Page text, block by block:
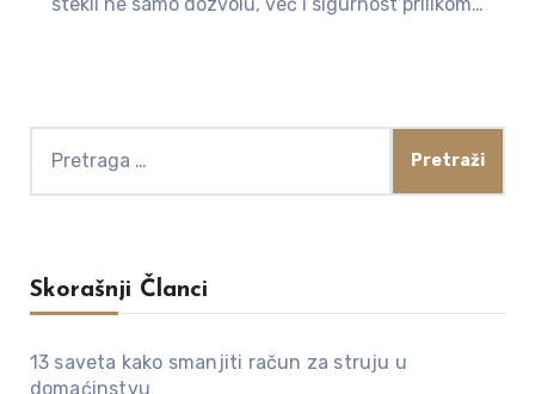
Skorašnji Članci
13 saveta kako smanjiti račun za struju u
domaćinstvu